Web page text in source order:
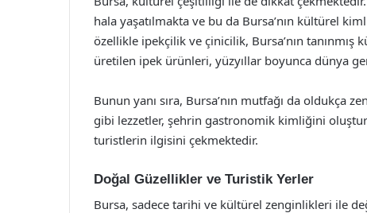
hala yaşatılmakta ve bu da Bursa’nın kültürel
özellikle ipekçilik ve çinicilik, Bursa’nın tanınmış
üretilen ipek ürünleri, yüzyıllar boyunca dünya
Bunun yanı sıra, Bursa’nın mutfağı da oldukça
gibi lezzetler, şehrin gastronomik kimliğini
turistlerin ilgisini çekmektedir.
Doğal Güzellikler ve Turistik Yerler
Bursa, sadece tarihi ve kültürel zenginlikleri ile